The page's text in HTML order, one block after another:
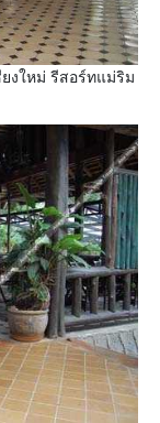
งใหม่ รีสอร์ทแม่ริม